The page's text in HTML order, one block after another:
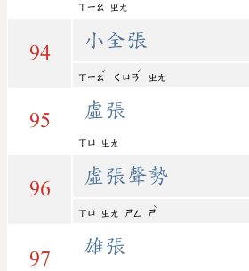
ㄒㄧㄠ ㄓㄤ
94
小全張
ㄒㄧㄠ
ˇ
ㄑㄩㄢ
ˊ
ㄓㄤ
95 虛張
ㄒㄩ ㄓㄤ
96
虛張聲勢
ㄒㄩ ㄓㄤ ㄕㄥ ㄕ
ˋ
97
雄張